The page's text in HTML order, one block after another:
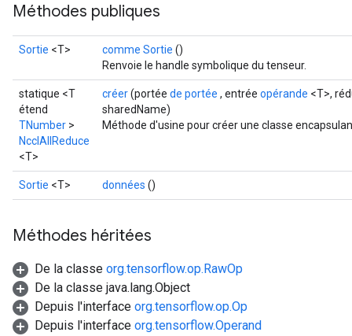
Méthodes publiques
Sortie <T> comme Sortie ()
Renvoie le handle symbolique du tenseur.
statique <T
étend
TNumber >
NcclAllReduce
<T>
créer(portée de portée , entrée opérande <T>,
sharedName)
Méthode d'usine pour créer une classe
Sortie <T> données ()
Méthodes héritées
De la classe org.tensorflow.op.RawOp
De la classe java.lang.Object
Depuis l'interface org.tensorflow.op.Op
Depuis l'interface org.tensorflow.Operand